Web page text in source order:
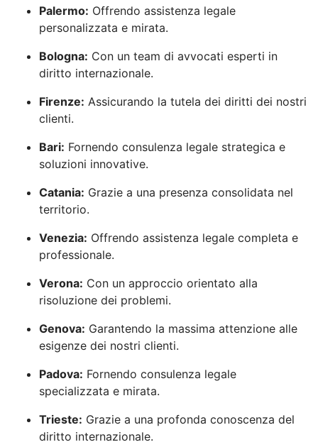
Palermo: Offrendo assistenza legale
personalizzata e mirata.
Bologna: Con un team di avvocati esperti in
diritto internazionale.
Firenze: Assicurando la tutela dei diritti dei nostri
clienti.
Bari: Fornendo consulenza legale strategica e
soluzioni innovative.
Catania: Grazie a una presenza consolidata nel
territorio.
Venezia: Offrendo assistenza legale completa e
professionale.
Verona: Con un approccio orientato alla
risoluzione dei problemi.
Genova: Garantendo la massima attenzione alle
esigenze dei nostri clienti.
Padova: Fornendo consulenza legale
specializzata e mirata.
Trieste: Grazie a una profonda conoscenza del
diritto internazionale.